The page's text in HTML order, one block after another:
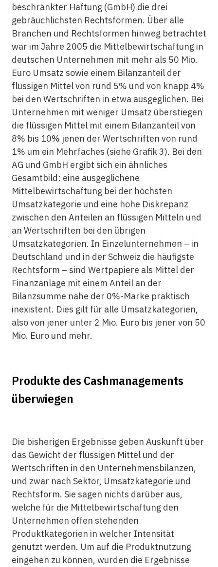
beschränkter Haftung (GmbH) die drei
gebräuchlichsten Rechtsformen. Über alle
Branchen und Rechtsformen hinweg betrachtet
war im Jahre 2005 die Mittelbewirtschaftung in
deutschen Unternehmen mit mehr als 50 Mio.
Euro Umsatz sowie einem Bilanzanteil der
flüssigen Mittel von rund 5% und von knapp 4%
bei den Wertschriften in etwa ausgeglichen. Bei
Unternehmen mit weniger Umsatz überstiegen
die flüssigen Mittel mit einem Bilanzanteil von
8% bis 10% jenen der Wertschriften von rund
1% um ein Mehrfaches (siehe Grafik 3). Bei den
AG und GmbH ergibt sich ein ähnliches
Gesamtbild: eine ausgeglichene
Mittelbewirtschaftung bei der höchsten
Umsatzkategorie und eine hohe Diskrepanz
zwischen den Anteilen an flüssigen Mitteln und
an Wertschriften bei den übrigen
Umsatzkategorien. In Einzelunternehmen – in
Deutschland und in der Schweiz die häufigste
Rechtsform – sind Wertpapiere als Mittel der
Finanzanlage mit einem Anteil an der
Bilanzsumme nahe der 0%-Marke praktisch
inexistent. Dies gilt für alle Umsatzkategorien,
also von jener unter 2 Mio. Euro bis jener von 50
Mio. Euro und mehr.
Produkte des Cashmanagements
überwiegen
Die bisherigen Ergebnisse geben Auskunft über
das Gewicht der flüssigen Mittel und der
Wertschriften in den Unternehmensbilanzen,
und zwar nach Sektor, Umsatzkategorie und
Rechtsform. Sie sagen nichts darüber aus,
welche für die Mittelbewirtschaftung den
Unternehmen offen stehenden
Produktkategorien in welcher Intensität
genutzt werden. Um auf die Produktnutzung
eingehen zu können, wurden die Ergebnisse